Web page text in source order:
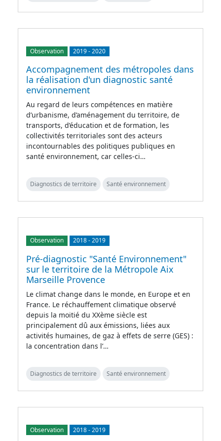
Observation 2019-2020
Accompagnement des métropoles dans
la réalisation d'un diagnostic santé
environnement
Au regard de leurs compétences en matière
d’urbanisme, d’aménagement du territoire, de
transports, d’éducation et de formation, les
collectivités territoriales sont des acteurs
incontournables des politiques publiques en
santé environnement, car celles-ci…
Diagnostics de territoire Santé environnement
Observation 2018-2019
Pré-diagnostic "Santé Environnement"
sur le territoire de la Métropole Aix
Marseille Provence
Le climat change dans le monde, en Europe et en
France. Le réchauffement climatique observé
depuis la moitié du XXème siècle est
principalement dû aux émissions, liées aux
activités humaines, de gaz à effets de serre (GES) :
la concentration dans l’…
Diagnostics de territoire Santé environnement
Observation 2018-2019